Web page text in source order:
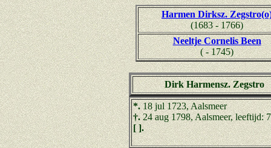
Harmen Dirksz.
(1683 - 1766)
Neeltje Cornelis Been
( - 1745)
Dirk Harmensz. Zegstro
*.18 jul 1723, Aalsmeer
†.24 aug 1798, Aalsmeer, leeftijd:
[ ].